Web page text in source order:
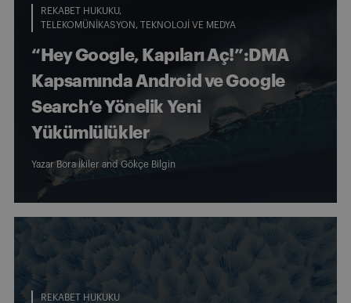
REKABET HUKUKU
TELEKOMÜNIKASYON, TEKNOLOJI VE MEDYA
“Hey Google, Kapıları Aç!”:DMA
Kapsamında Android ve Google
Search’e Yönelik Yeni
Yükümlülükler
Yazar Bora İkiler andGökçe Bilgin
REKABET HUKUKU